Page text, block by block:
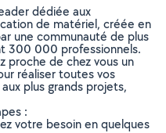
dédiée aux
de matériel, créée en
une communauté de plus
300 000 professionnels.
proche de chez vous un
réaliser toutes vos
plus grands projets,
:
votre besoin en quelques